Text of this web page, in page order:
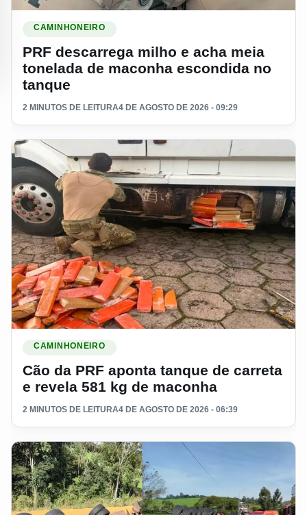
CAMINHONEIRO
PRF descarrega milho e acha meia
tonelada de maconha escondida no
tanque
2 MINUTOS DE LEITURA4 DE AGOSTO DE 2026 - 09:29
CAMINHONEIRO
Cão da PRF aponta tanque de carreta
e revela 581 kg de maconha
2 MINUTOS DE LEITURA4 DE AGOSTO DE 2026 - 06:39